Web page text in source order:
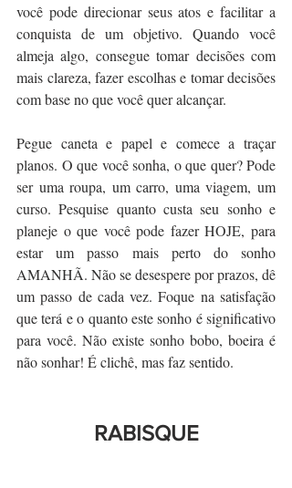
você pode direcionar seus atos e facilitar a
conquista de um objetivo. Quando você
almeja algo, consegue tomar decisões com
mais clareza, fazer escolhas e tomar decisões
com base no que você quer alcançar.
Pegue caneta e papel e comece a traçar
planos. O que você sonha, o que quer? Pode
ser uma roupa, um carro, uma viagem, um
curso. Pesquise quanto custa seu sonho e
planeje o que você pode fazer HOJE, para
estar um passo mais perto do sonho
AMANHÃ. Não se desespere por prazos, dê
um passo de cada vez. Foque na satisfação
que terá e o quanto este sonho é significativo
para você. Não existe sonho bobo, boeira é
não sonhar! É clichê, mas faz sentido.
RABISQUE